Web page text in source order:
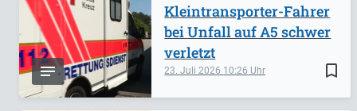
bookmark_border
23. Juli 2026 10:26
Kleintransporter-Fahrer
bei Unfall auf A5 schwer
verletzt